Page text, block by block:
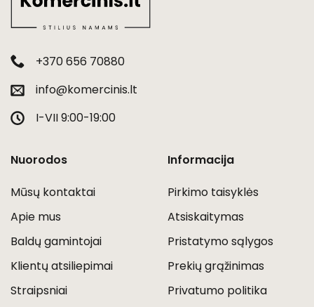
+370 656 70880
info@komercinis.lt
I-VII 9:00-19:00
Nuorodos
Mūsų kontaktai
Apie mus
Baldų gamintojai
Klientų atsiliepimai
Straipsniai
Informacija
Pirkimo taisyklės
Atsiskaitymas
Pristatymo sąlygos
Prekių grąžinimas
Privatumo politika